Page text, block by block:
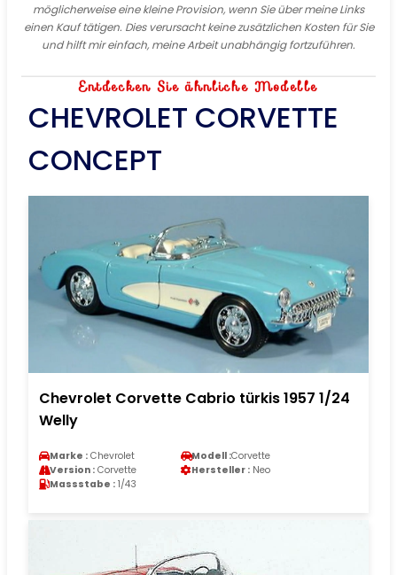
möglicherweise eine kleine Provision, wenn Sie über meine Links
einen Kauf tätigen. Dies verursacht keine zusätzlichen Kosten für Sie
und hilft mir einfach, meine Arbeit unabhängig fortzuführen.
Entdecken Sie ähnliche Modelle
CHEVROLET CORVETTE
CONCEPT
Chevrolet Corvette Cabrio türkis 1957 1/24
Welly
Marke : Chevrolet Modell :Corvette
Version : Corvette Hersteller : Neo
Massstabe : 1/43